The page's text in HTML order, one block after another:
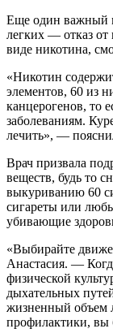
Еще один важный
легких — отказ
виде никотина,
«Никотин
элементов, 60 из
канцерогенов, то
заболеваниям.
лечить», —
Врач призвала
веществ, будь то
выкуриванию 60
сигареты или
убивающие
«Выбирайте
Анастасия. —
физической
дыхательных
жизненный объем
профилактики, вы